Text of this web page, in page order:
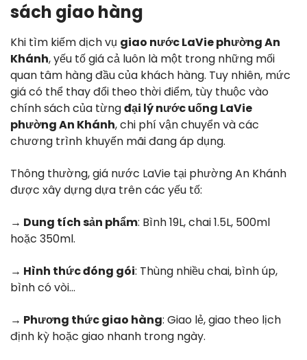
sách giao hàng
Khi tìm kiếm dịch vụ giao nước LaVie phường An
Khánh, yếu tố giá cả luôn là một trong những mối
quan tâm hàng đầu của khách hàng. Tuy nhiên, mức
giá có thể thay đổi theo thời điểm, tùy thuộc vào
chính sách của từngđại lý nước uống LaVie
phường An Khánh, chi phí vận chuyển và các
chương trình khuyến mãi đang áp dụng.
Thông thường, giá nước LaVie tại phường An Khánh
được xây dựng dựa trên các yếu tố:
→ Dung tích sản phẩm: Bình 19L, chai 1.5L, 500ml
hoặc 350ml.
→ Hình thức đóng gói: Thùng nhiều chai, bình úp,
bình có vòi…
→ Phương thức giao hàng: Giao lẻ, giao theo lịch
định kỳ hoặc giao nhanh trong ngày.